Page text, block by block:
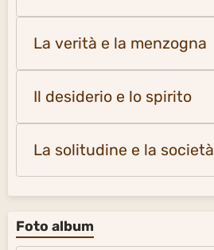
La verità e la menzogna
Il desiderio e lo spirito
La solitudine e la società
Foto album